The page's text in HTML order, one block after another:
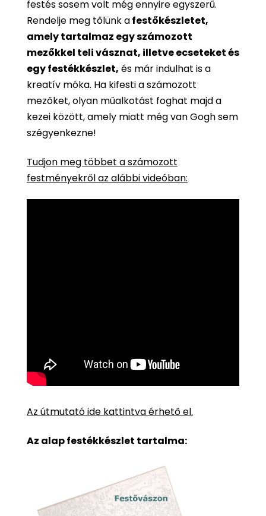
festés sosem volt még ennyire egyszerű.
Rendelje meg tőlünk afestőkészletet,
amely tartalmaz egy számozott
mezőkkel teli vásznat, illetve ecseteket és
egy festékkészlet, és már indulhat is a
kreatív móka. Ha kifesti a számozott
mezőket, olyan műalkotást foghat majd a
kezei között, amely miatt még van Gogh sem
szégyenkezne!
Tudjon meg többet a számozott
festményekről az alábbi videóban:
Az útmutató ide kattintva érhető el.
Az alap festékkészlet tartalma: